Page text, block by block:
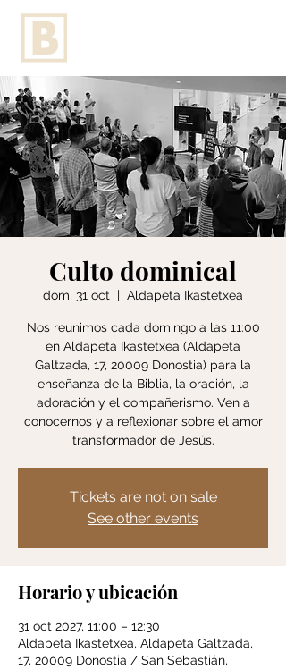
Culto dominical
dom, 31 oct
  |
Aldapeta Ikastetxea
Nos reunimos cada domingo a las 11:00
en Aldapeta Ikastetxea (Aldapeta
Galtzada, 17, 20009 Donostia) para la
enseñanza de la Biblia, la oración, la
adoración y el compañerismo. Ven a
conocernos y a reflexionar sobre el amor
transformador de Jesús.
Tickets are not on sale
See other events
Horario y ubicación
31 oct 2027, 11:00 – 12:30
Aldapeta Ikastetxea, Aldapeta Galtzada,
17, 20009 Donostia / San Sebastián,